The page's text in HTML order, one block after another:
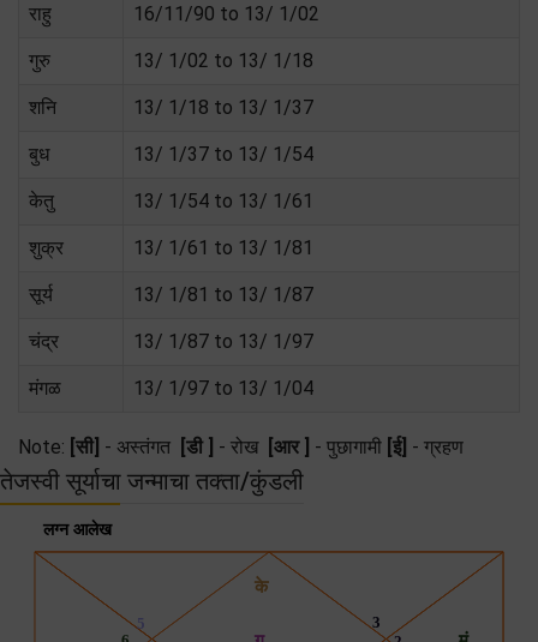
राहु 16/11/90 to 13/ 1/02
गुरु 13/ 1/02 to 13/ 1/18
शनि 13/ 1/18 to 13/ 1/37
बुध 13/ 1/37 to 13/ 1/54
केतु 13/ 1/54 to 13/ 1/61
शुक्र 13/ 1/61 to 13/ 1/81
सूर्य 13/ 1/81 to 13/ 1/87
चंद्र 13/ 1/87 to 13/ 1/97
मंगळ 13/ 1/97 to 13/ 1/04
Note: [सी] - अस्तंगत [डी ] - रोख [आर ] - पुछागामी [ई] - ग्रहण
तेजस्वी सूर्याचा जन्माचा तक्ता/कुंडली